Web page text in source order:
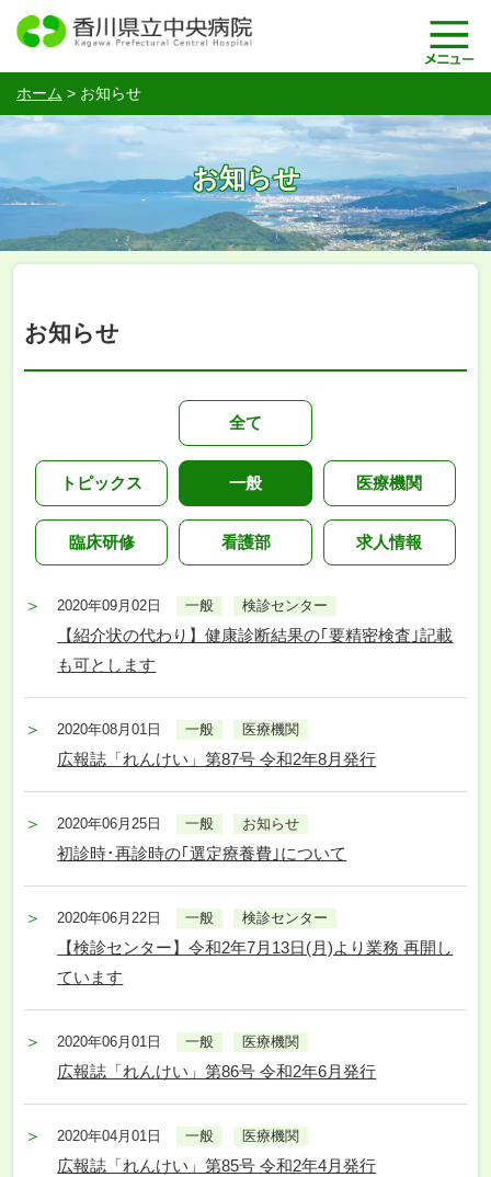
ホーム > お知らせ
お知らせ
お知らせ
全て
トピックス 一般 医療機関
臨床研修 看護部 求人情報
2020年09月02日 一般 検診センター
【紹介状の代わり】健康診断結果の｢要精密検査｣記載
も可とします
2020年08月01日 一般 医療機関
広報誌「れんけい」第87号 令和2年8月発行
2020年06月25日 一般 お知らせ
初診時･再診時の｢選定療養費｣について
2020年06月22日 一般 検診センター
【検診センター】令和2年7月13日(月)より業務 再開し
ています
2020年06月01日 一般 医療機関
広報誌「れんけい」第86号 令和2年6月発行
2020年04月01日 一般 医療機関
広報誌「れんけい」第85号 令和2年4月発行